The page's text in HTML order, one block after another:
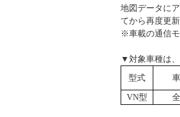
地図データに
てから再度更
※車載の通信
▼対象車種は
型式
VN型